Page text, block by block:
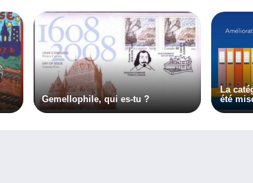
Gemellophile, qui es-tu ?
La
été